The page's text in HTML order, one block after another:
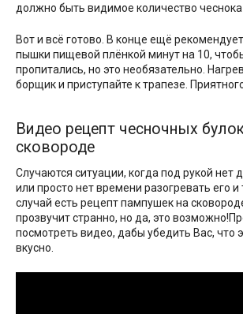
должно быть видимое количество чеснока
Вот и всё готово. В конце ещё
пышки пищевой плёнкой минут на 10,
пропитались, но это необязательно.
борщик и приступайте к трапезе.
Видео рецепт чесночных
сковороде
Случаются ситуации, когда под рукой нет
или просто нет времени разогревать его и
случай есть рецепт пампушек на
прозвучит странно, но да, это
посмотреть видео, дабы убедить Вас, что
вкусно.